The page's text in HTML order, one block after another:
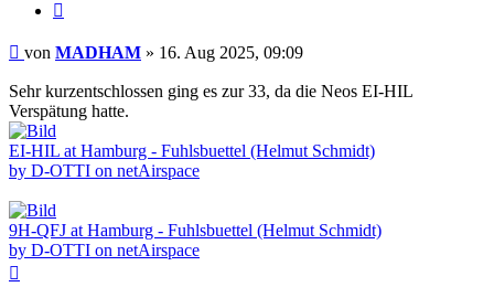
Beitrag
von MADHAM » 16. Aug 2025, 09:09
Sehr kurzentschlossen ging es zur 33, da die Neos EI-HIL
Verspätung hatte.
EI-HIL at Hamburg - Fuhlsbuettel (Helmut Schmidt)
by D-OTTI on netAirspace
9H-QFJ at Hamburg - Fuhlsbuettel (Helmut Schmidt)
by D-OTTI on netAirspace